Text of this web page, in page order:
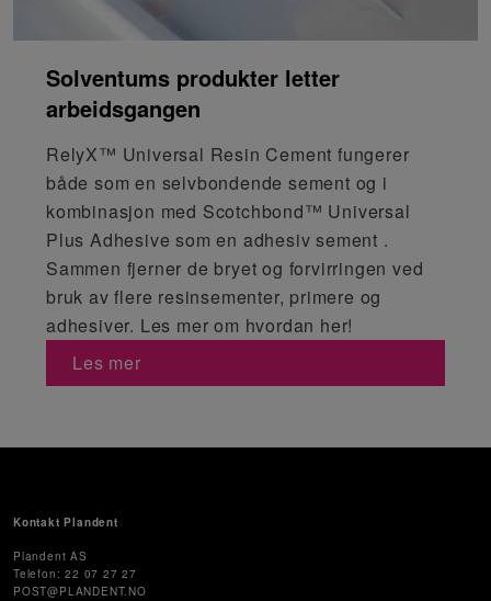
Solventums produkter letter
arbeidsgangen
RelyX™ Universal Resin Cement fungerer
både som en selvbondende sement og i
kombinasjon med Scotchbond™ Universal
Plus Adhesive som en adhesiv sement .
Sammen fjerner de bryet og forvirringen ved
bruk av flere resinsementer, primere og
adhesiver. Les mer om hvordan her!
Les mer
Kontakt Plandent
Plandent AS
Telefon: 22 07 27 27
POST@PLANDENT.NO